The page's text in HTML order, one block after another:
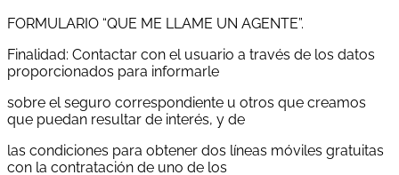
FORMULARIO “QUE ME LLAME UN AGENTE”.
Finalidad: Contactar con el usuario a través de los datos
proporcionados para informarle
sobre el seguro correspondiente u otros que creamos
que puedan resultar de interés, y de
las condiciones para obtener dos líneas móviles gratuitas
con la contratación de uno de los